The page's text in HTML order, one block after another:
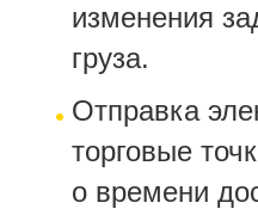
изменения
груза.
Отправка
торговые
о времени